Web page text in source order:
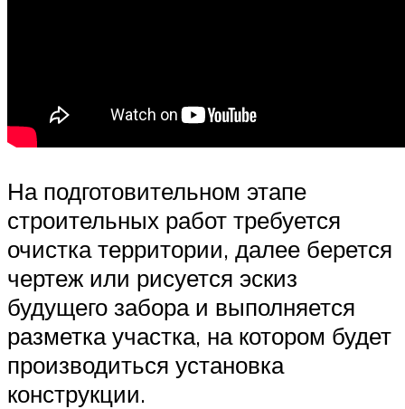
На подготовительном этапе
строительных работ требуется
очистка территории, далее берется
чертеж или рисуется эскиз
будущего забора и выполняется
разметка участка, на котором будет
производиться установка
конструкции.